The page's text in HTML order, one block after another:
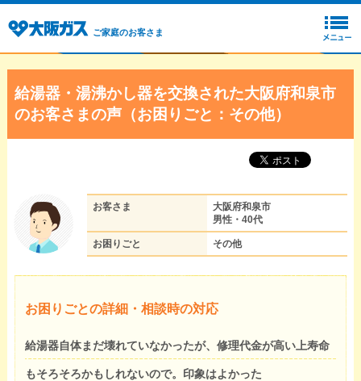
ご家庭のお客さま
給湯器・湯沸かし器を交換された大阪府和泉市
のお客さまの声（お困りごと：その他）
お客さま
大阪府和泉市
男性・40代
お困りごと その他
お困りごとの詳細・相談時の対応
給湯器自体まだ壊れていなかったが、修理代金が高い上寿命
もそろそろかもしれないので。印象はよかった